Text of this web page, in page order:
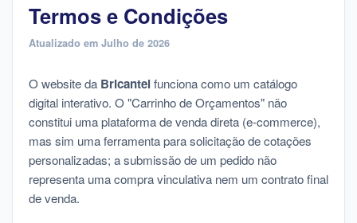
Termos e Condições
Atualizado em Julho de 2026
O website da Bricantelfunciona como um catálogo
digital interativo. O "Carrinho de Orçamentos" não
constitui uma plataforma de venda direta (e-commerce),
mas sim uma ferramenta para solicitação de cotações
personalizadas; a submissão de um pedido não
representa uma compra vinculativa nem um contrato final
de venda.